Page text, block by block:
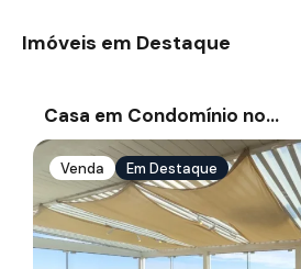
Imóveis em Destaque
Casa em Condomínio no…
Venda Em Destaque